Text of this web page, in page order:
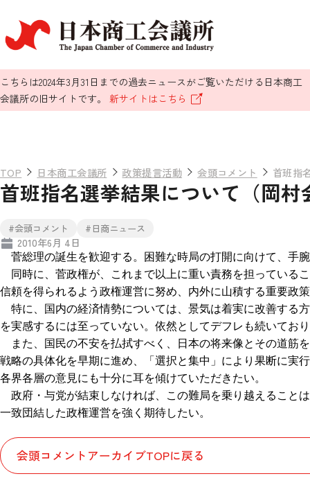
こちらは2024年3月31日までの過去ニュースがご覧いただける日本商工
会議所の旧サイトです。 新サイトはこちら
TOP 日本商工会議所 政策提言活動 会頭コメント 首班指
首班指名選挙結果について（岡村
#会頭コメント #日商ニュース
2010年6月 4日
菅総理の誕生を歓迎する。困難な時局の打開に向けて、手
同時に、菅政権が、これまで以上に重い責務を担っている
信頼を得られるよう政権運営に努め、内外に山積する重要政
特に、国内の経済情勢については、景気は着実に改善する
を実感するには至っていない。依然としてデフレも続いてお
また、国民の不安を払拭すべく、日本の将来像とその道筋
戦略の具体化を早期に進め、「選択と集中」により果断に実
各界各層の意見にも十分に耳を傾けていただきたい。
政府・与党が結束しなければ、この難局を乗り越えること
一致団結した政権運営を強く期待したい。
会頭コメントアーカイブTOPに戻る